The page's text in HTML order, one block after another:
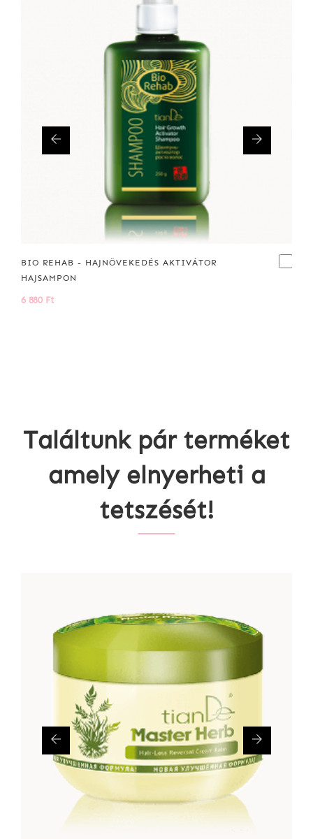
BIO REHAB - HAJNÖVEKEDÉS AKTIVÁTOR
HAJSAMPON
6 880 Ft
Találtunk pár terméket
amely elnyerheti a
tetszését!